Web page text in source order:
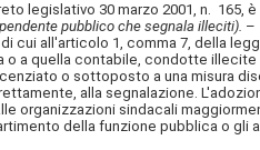
legislativo 30 marzo 2001, n. 165,
pubblico che segnala illeciti). –
cui all'articolo 1, comma 7, della
o a quella contabile, condotte
o sottoposto a una misura
alla segnalazione.
organizzazioni sindacali
della funzione pubblica o